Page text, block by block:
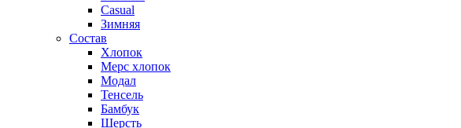
Casual
Зимняя
Состав
Хлопок
Мерс хлопок
Модал
Тенсель
Бамбук
Шерсть